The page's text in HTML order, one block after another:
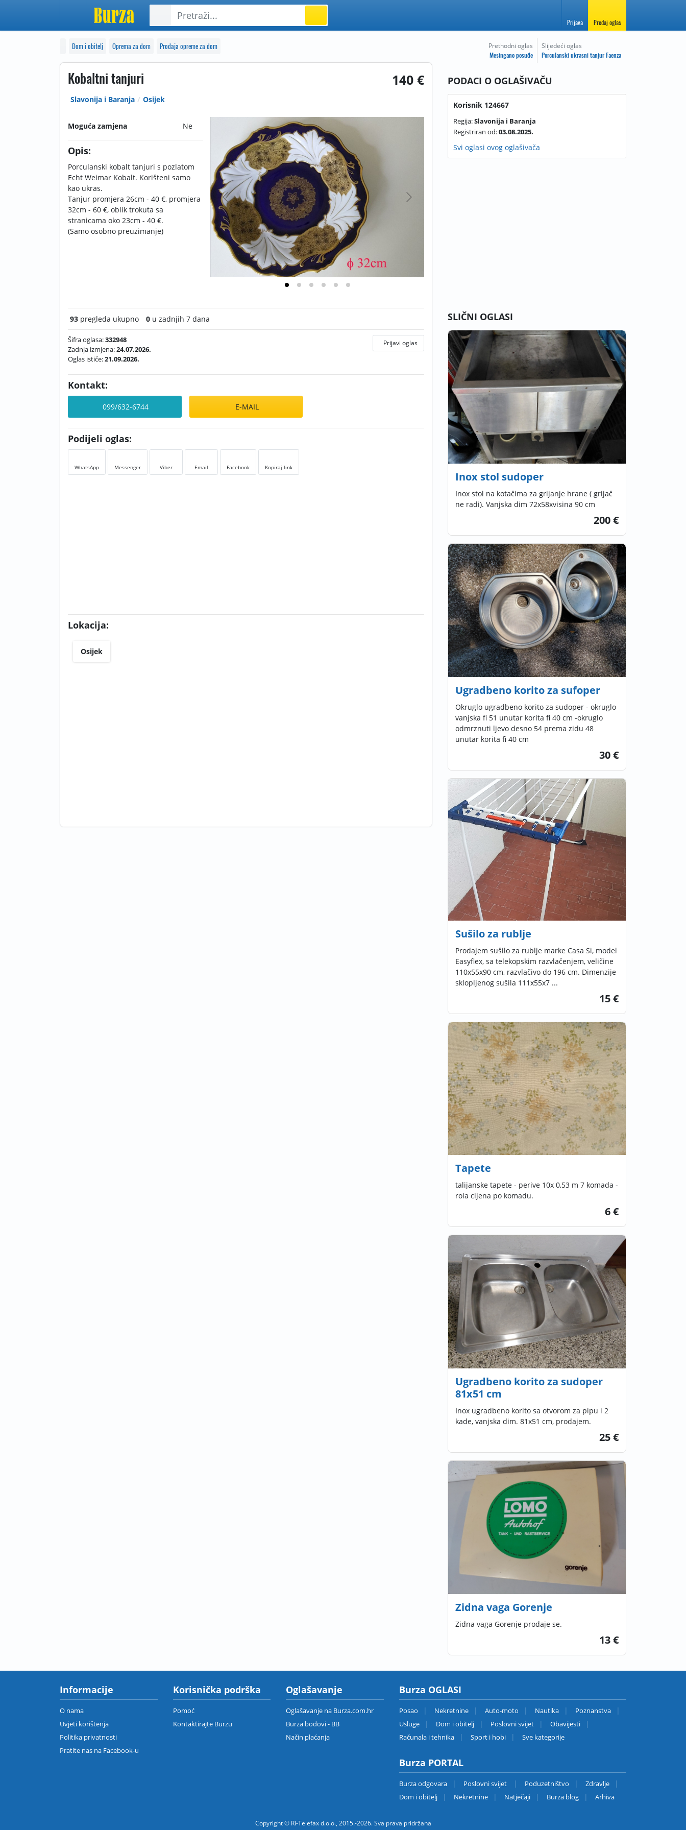
Prijava Predaj oglas
Dom i obitelj Oprema za dom Prodaja opreme za dom
Kobaltni tanjuri 140 €
Slavonija i Baranja Osijek
Moguća zamjena Ne
Opis:
Porculanski kobalt tanjuri s pozlatom
Echt Weimar Kobalt. Korišteni samo
kao ukras.
Tanjur promjera 26cm - 40 €, promjera
32cm - 60 €, oblik trokuta sa
stranicama oko 23cm - 40 €.
(Samo osobno preuzimanje)
93 pregleda ukupno 0 u zadnjih 7 dana
Šifra oglasa:332948
Zadnja izmjena:24.07.2026.
Oglas ističe:21.09.2026.
Prijavi oglas
Kontakt:
099/632-6744 E-MAIL
Podijeli oglas:
WhatsApp Messenger Viber Email Facebook Kopiraj link
Lokacija:
Osijek
Prethodni oglas
Mesingano posuđe
Slijedeći oglas
Porculanski ukrasni tanjur Faenza
PODACI O OGLAŠIVAČU
Korisnik 124667
Regija:Slavonija i Baranja
Registriran od:03.08.2025.
Svi oglasi ovog oglašivača
SLIČNI OGLASI
Inox stol sudoper
Inox stol na kotačima za grijanje hrane ( grijač
ne radi). Vanjska dim 72x58xvisina 90 cm
200 €
Ugradbeno korito za sufoper
Okruglo ugradbeno korito za sudoper - okruglo
vanjska fi 51 unutar korita fi 40 cm -okruglo
odmrznuti ljevo desno 54 prema zidu 48
unutar korita fi 40 cm
30 €
Sušilo za rublje
Prodajem sušilo za rublje marke Casa Si, model
Easyflex, sa telekopskim razvlačenjem, veličine
110x55x90 cm, razvlačivo do 196 cm. Dimenzije
sklopljenog sušila 111x55x7 ...
15 €
Tapete
talijanske tapete - perive 10x 0,53 m 7 komada -
rola cijena po komadu.
6 €
Ugradbeno korito za sudoper
81x51 cm
Inox ugradbeno korito sa otvorom za pipu i 2
kade, vanjska dim. 81x51 cm, prodajem.
25 €
Zidna vaga Gorenje
Zidna vaga Gorenje prodaje se.
13 €
Informacije
O nama
Uvjeti korištenja
Politika privatnosti
Pratite nas na Facebook-u
Korisnička podrška
Pomoć
Kontaktirajte Burzu
Oglašavanje
Oglašavanje na Burza.com.hr
Burza bodovi - BB
Način plaćanja
Burza OGLASI
Posao Nekretnine Auto-moto Nautika
Poznanstva
Usluge
Dom i obitelj Poslovni svijet
Obavijesti
Računala i tehnika
Sport i hobi Sve kategorije
Burza PORTAL
Burza odgovara Poslovni svijet Poduzetništvo
Zdravlje
Dom i obitelj
Nekretnine Natječaji Burza blog Arhiva
Copyright © Ri-Telefax d.o.o., 2015.-2026. Sva prava pridržana